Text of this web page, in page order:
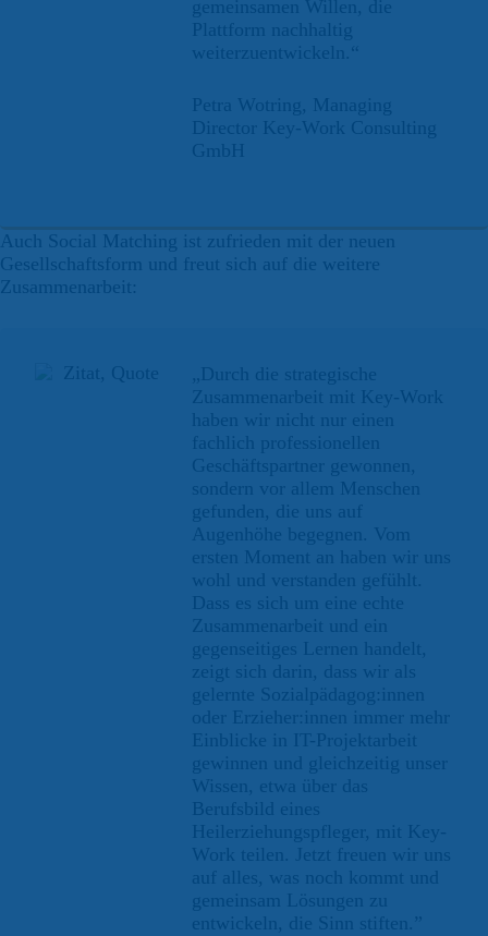
gemeinsamen Willen, die
Plattform nachhaltig
weiterzuentwickeln.“
Petra Wotring, Managing
Director Key-Work Consulting
GmbH
Auch Social Matching ist zufrieden mit der neuen
Gesellschaftsform und freut sich auf die weitere
Zusammenarbeit:
„Durch die strategische
Zusammenarbeit mit Key-Work
haben wir nicht nur einen
fachlich professionellen
Geschäftspartner gewonnen,
sondern vor allem Menschen
gefunden, die uns auf
Augenhöhe begegnen. Vom
ersten Moment an haben wir uns
wohl und verstanden gefühlt.
Dass es sich um eine echte
Zusammenarbeit und ein
gegenseitiges Lernen handelt,
zeigt sich darin, dass wir als
gelernte Sozialpädagog:innen
oder Erzieher:innen immer mehr
Einblicke in IT-Projektarbeit
gewinnen und gleichzeitig unser
Wissen, etwa über das
Berufsbild eines
Heilerziehungspfleger, mit Key-
Work teilen. Jetzt freuen wir uns
auf alles, was noch kommt und
gemeinsam Lösungen zu
entwickeln, die Sinn stiften.”